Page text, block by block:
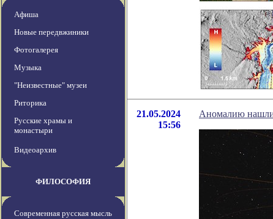
Афиша
Новые передвжиники
Фотогалерея
Музыка
"Неизвестные" музеи
Риторика
Русские храмы и
монастыри
Видеоархив
ФИЛОСОФИЯ
Современная русская мысль
21.05.2024
15:56
Аномалию нашли